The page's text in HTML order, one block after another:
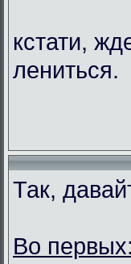
кстати,
лениться.
Так,
Во первых: